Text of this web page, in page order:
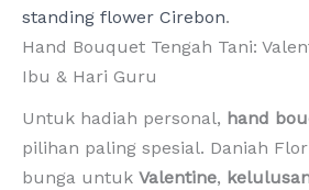
standing flower Cirebon.
Hand Bouquet Tengah Tani:
Ibu & Hari Guru
Untuk hadiah personal, hand
pilihan paling spesial. Daniah
bunga untuk Valentine,